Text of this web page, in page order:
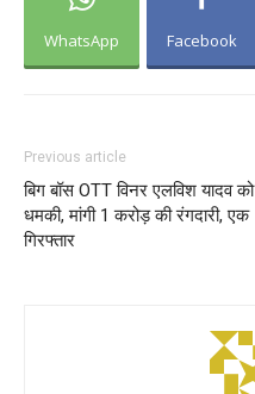
WhatsApp Facebook
Previous article
बिग बॉस OTT विनर एलविश यादव को
धमकी, मांगी 1 करोड़ की रंगदारी, एक
गिरफ्तार